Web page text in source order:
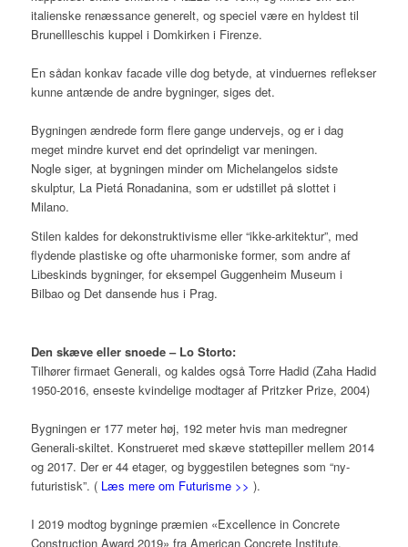
italienske renæssance generelt, og speciel være en hyldest til
Brunellleschis kuppel i Domkirken i Firenze.
En sådan konkav facade ville dog betyde, at vinduernes reflekser
kunne antænde de andre bygninger, siges det.
Bygningen ændrede form flere gange undervejs, og er i dag
meget mindre kurvet end det oprindeligt var meningen.
Nogle siger, at bygningen minder om Michelangelos sidste
skulptur, La Pietá Ronadanina, som er udstillet på slottet i
Milano.
Stilen kaldes for dekonstruktivisme eller “ikke-arkitektur”, med
flydende plastiske og ofte uharmoniske former, som andre af
Libeskinds bygninger, for eksempel Guggenheim Museum i
Bilbao og Det dansende hus i Prag.
Den skæve eller snoede – Lo Storto:
Tilhører firmaet Generali, og kaldes også Torre Hadid (Zaha Hadid
1950-2016, enseste kvindelige modtager af Pritzker Prize, 2004)
Bygningen er 177 meter høj, 192 meter hvis man medregner
Generali-skiltet. Konstrueret med skæve støttepiller mellem 2014
og 2017. Der er 44 etager, og byggestilen betegnes som “ny-
futuristisk”. ( Læs mere om Futurisme >> ).
I 2019 modtog bygninge præmien «Excellence in Concrete
Construction Award 2019» fra American Concrete Institute.